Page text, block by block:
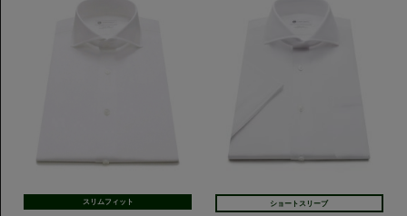
スリムフィット ショートスリーブ